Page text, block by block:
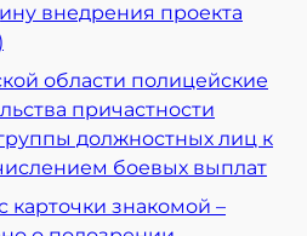
внедрения проекта
области полицейские
причастности
должностных лиц к
боевых выплат
карточки знакомой –